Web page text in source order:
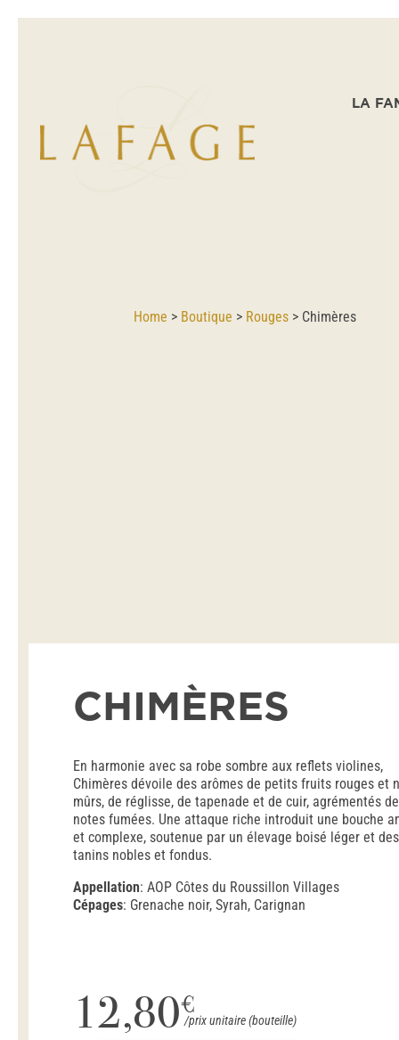
LA
Home > Boutique > Rouges > Chimères
CHIMÈRES
En harmonie avec sa robe sombre aux reflets violines,
Chimères dévoile des arômes de petits fruits rouges et
mûrs, de réglisse, de tapenade et de cuir, agrémentés de
notes fumées. Une attaque riche introduit une bouche
et complexe, soutenue par un élevage boisé léger et des
tanins nobles et fondus.
Appellation: AOP Côtes du Roussillon Villages
Cépages: Grenache noir, Syrah, Carignan
12,80€